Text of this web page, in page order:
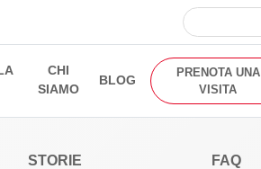
CHI
SIAMO
BLOG
PRENOTA UNA
VISITA
STORIE FAQ